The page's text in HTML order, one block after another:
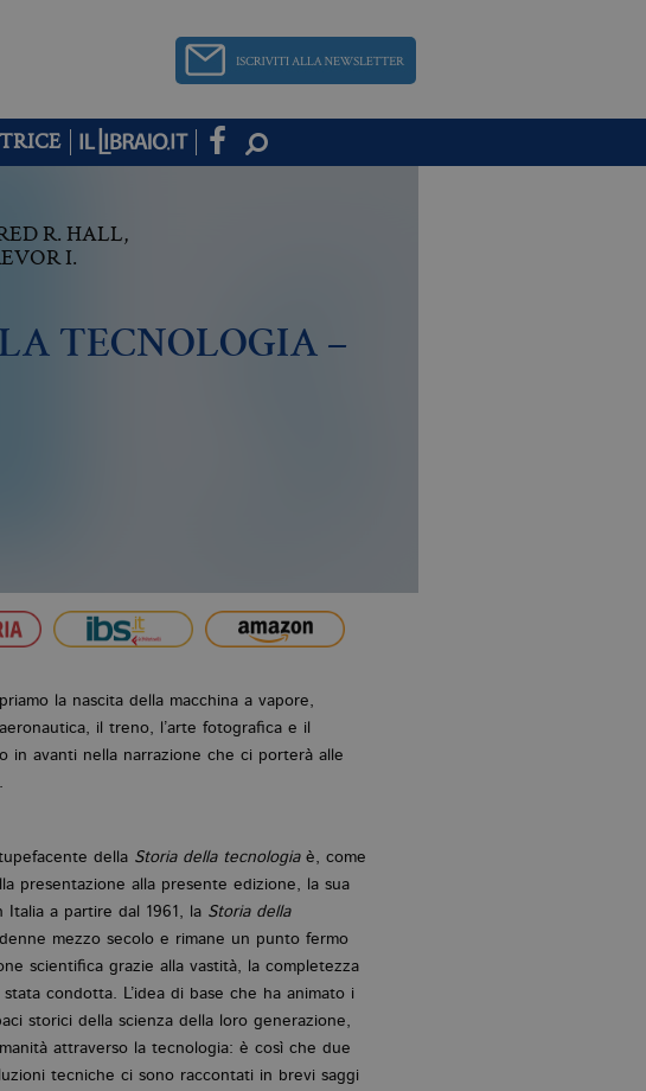
R. HALL,
I.
TECNOLOGIA –
la nascita della macchina a vapore,
il treno, l’arte fotografica e il
in avanti nella narrazione che ci porterà alle
della Storia della tecnologiaè, come
presentazione alla presente edizione, la sua
a partire dal 1961, la Storia della
mezzo secolo e rimane un punto fermo
scientifica grazie alla vastità, la completezza
condotta. L’idea di base che ha animato i
storici della scienza della loro generazione,
attraverso la tecnologia: è così che due
tecniche ci sono raccontati in brevi saggi